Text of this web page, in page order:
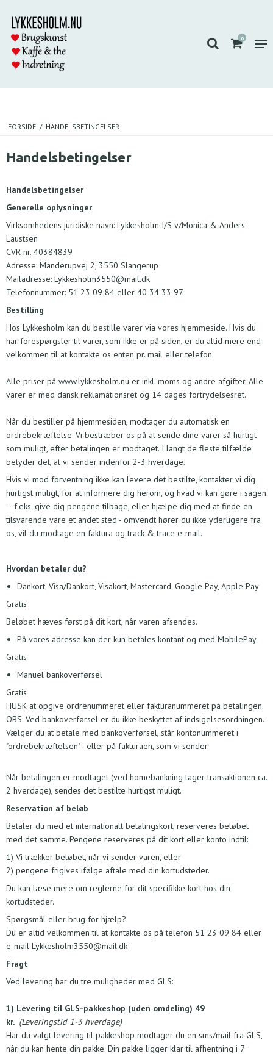
0
FORSIDE / HANDELSBETINGELSER
Handelsbetingelser
Handelsbetingelser
Generelle oplysninger
Virksomhedens juridiske navn: Lykkesholm I/S v/Monica & Anders
Laustsen
CVR-nr. 40384839
Adresse: Manderupvej 2, 3550 Slangerup
Mailadresse: Lykkesholm3550@mail.dk
Telefonnummer: 51 23 09 84 eller 40 34 33 97
Bestilling
Hos Lykkesholm kan du bestille varer via vores hjemmeside. Hvis du
har forespørgsler til varer, som ikke er på siden, er du altid mere end
velkommen til at kontakte os enten pr. mail eller telefon.
Alle priser på www.lykkesholm.nu er inkl. moms og andre afgifter. Alle
varer er med dansk reklamationsret og 14 dages fortrydelsesret.
Når du bestiller på hjemmesiden, modtager du automatisk en
ordrebekræftelse. Vi bestræber os på at sende dine varer så hurtigt
som muligt, efter betalingen er modtaget. I langt de fleste tilfælde
betyder det, at vi sender indenfor 2-3 hverdage.
Hvis vi mod forventning ikke kan levere det bestilte, kontakter vi dig
hurtigst muligt, for at informere dig herom, og hvad vi kan gøre i sagen
– f.eks. give dig pengene tilbage, eller hjælpe dig med at finde en
tilsvarende vare et andet sted - omvendt hører du ikke yderligere fra
os, vil du modtage en faktura og track & trace e-mail.
Hvordan betaler du?
Dankort, Visa/Dankort, Visakort, Mastercard, Google Pay, Apple Pay
Gratis
Beløbet hæves først på dit kort, når varen afsendes.
På vores adresse kan der kun betales kontant og med MobilePay.
Gratis
Manuel bankoverførsel
Gratis
HUSK at opgive ordrenummeret eller fakturanummeret på betalingen.
OBS: Ved bankoverførsel er du ikke beskyttet af indsigelsesordningen.
Vælger du at betale med bankoverførsel, står kontonummeret i
"ordrebekræftelsen" - eller på fakturaen, som vi sender.
Når betalingen er modtaget (ved homebankning tager transaktionen ca.
2 hverdage), sendes det bestilte hurtigst muligt.
Reservation af beløb
Betaler du med et internationalt betalingskort, reserveres beløbet
med det samme. Pengene reserveres på dit kort eller konto indtil:
1) Vi trækker beløbet, når vi sender varen, eller
2) pengene frigives ifølge aftale med din kortudsteder.
Du kan læse mere om reglerne for dit specifikke kort hos din
kortudsteder.
Spørgsmål eller brug for hjælp?
Du er altid velkommen til at kontakte os på telefon 51 23 09 84 eller
e-mail Lykkesholm3550@mail.dk
Fragt
Ved levering har du tre muligheder med GLS:
1) Levering til GLS-pakkeshop (uden omdeling) 49
kr. (Leveringstid 1-3 hverdage)
Har du valgt levering til pakkeshop modtager du en sms/mail fra GLS,
når du kan hente din pakke. Din pakke ligger klar til afhentning i 7